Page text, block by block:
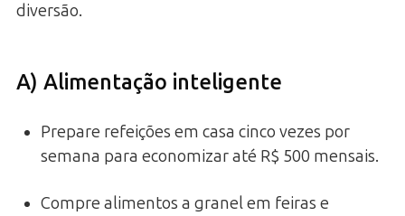
diversão.
A) Alimentação inteligente
Prepare refeições em casa cinco vezes por
semana para economizar até R$ 500 mensais.
Compre alimentos a granel em feiras e